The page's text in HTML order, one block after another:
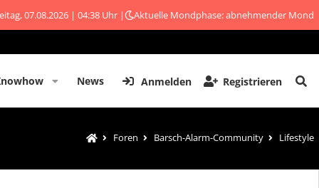
07.08.2026 | 04:38 Uhr | Aktuelle Mondphase: abnehmender Mond
News Anmelden Registrieren
Foren Barsch-Alarm-Community Lifestyle